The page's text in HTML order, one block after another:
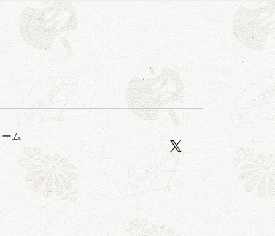
利／笑福亭仁福／幸助福助（漫才）／桂春若
／桂九ノ一「胴乱の幸助」／代走みつくに
ム